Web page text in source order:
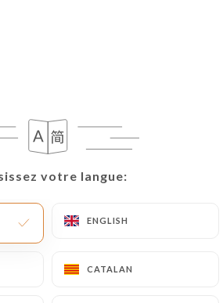
votre langue:
ENGLISH
CATALAN
votre langue:
ENGLISH
CATALAN